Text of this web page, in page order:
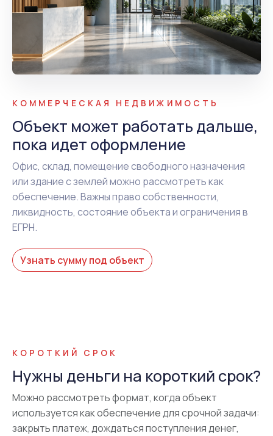
КОММЕРЧЕСКАЯ НЕДВИЖИМОСТЬ
Объект может работать дальше,
пока идет оформление
Офис, склад, помещение свободного назначения
или здание с землей можно рассмотреть как
обеспечение. Важны право собственности,
ликвидность, состояние объекта и ограничения в
ЕГРН.
Узнать сумму под объект
КОРОТКИЙ СРОК
Нужны деньги на короткий срок?
Можно рассмотреть формат, когда объект
используется как обеспечение для срочной задачи:
закрыть платеж, дождаться поступления денег,